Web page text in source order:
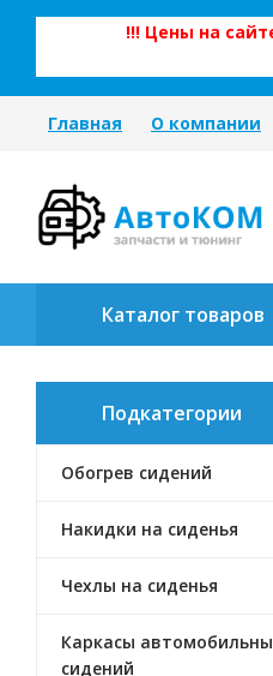
!!! Цены на
Главная О компании
Каталог товаров
Подкатегории
Обогрев сидений
Накидки на сиденья
Чехлы на сиденья
Каркасы
сидений